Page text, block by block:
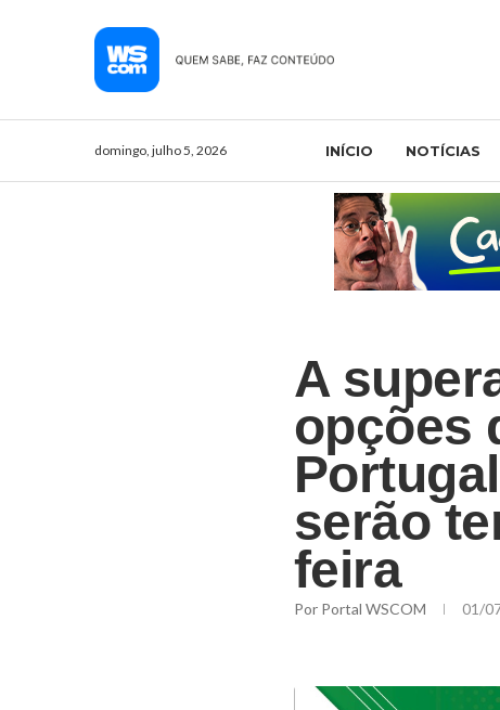
domingo, julho 5, 2026 INÍCIO NOTÍCIAS
A
opções
serão
feira
Por Portal WSCOM 01/